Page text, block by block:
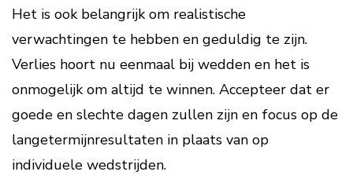
Het is ook belangrijk om realistische
verwachtingen te hebben en geduldig te zijn.
Verlies hoort nu eenmaal bij wedden en het is
onmogelijk om altijd te winnen. Accepteer dat er
goede en slechte dagen zullen zijn en focus op de
langetermijnresultaten in plaats van op
individuele wedstrijden.